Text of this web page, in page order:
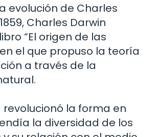
evolución de Charles
Charles Darwin
“El origen de las
el que propuso la teoría
a través de la
revolucionó la forma en
la diversidad de los